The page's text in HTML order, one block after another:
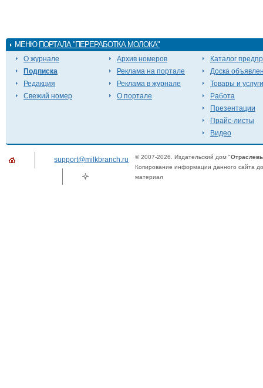
МЕНЮ ПОРТАЛА "ПЕРЕРАБОТКА МОЛОКА"
О журнале
Подписка
Редакция
Свежий номер
Архив номеров
Реклама на портале
Реклама в журнале
О портале
Каталог
Доска
Товары и услуги
Работа
Презентации
Прайс-листы
Видео
support@milkbranch.ru © 2007-2026. Издательский дом "
Копирование информации данного сайта
материал